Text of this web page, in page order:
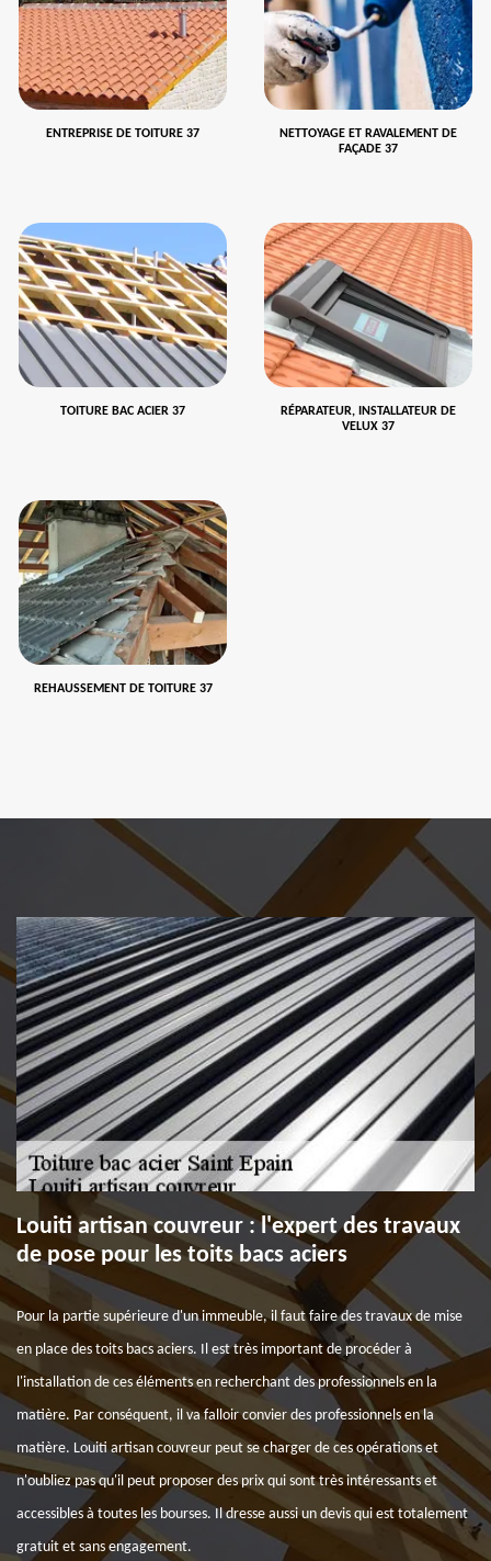
ENTREPRISE DE TOITURE 37
NETTOYAGE ET RAVALEMENT DE
FAÇADE 37
TOITURE BAC ACIER 37
RÉPARATEUR, INSTALLATEUR DE
VELUX 37
REHAUSSEMENT DE TOITURE 37
Louiti artisan couvreur : l'expert des travaux
de pose pour les toits bacs aciers
Pour la partie supérieure d'un immeuble, il faut faire des travaux de mise
en place des toits bacs aciers. Il est très important de procéder à
l'installation de ces éléments en recherchant des professionnels en la
matière. Par conséquent, il va falloir convier des professionnels en la
matière. Louiti artisan couvreur peut se charger de ces opérations et
n'oubliez pas qu'il peut proposer des prix qui sont très intéressants et
accessibles à toutes les bourses. Il dresse aussi un devis qui est totalement
gratuit et sans engagement.